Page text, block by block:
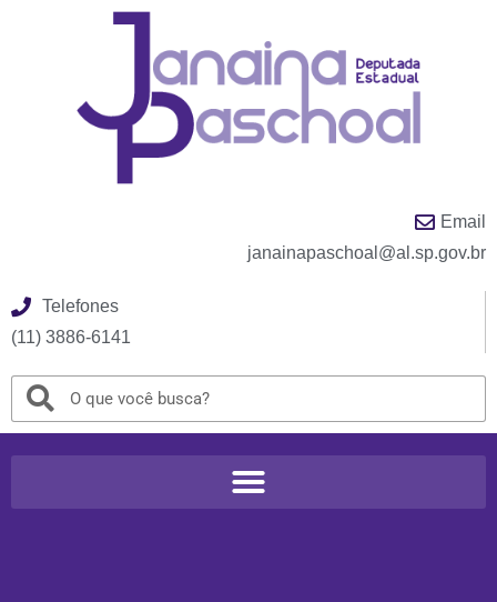
Email
janainapaschoal@al.sp.gov.br
Telefones
(11) 3886-6141